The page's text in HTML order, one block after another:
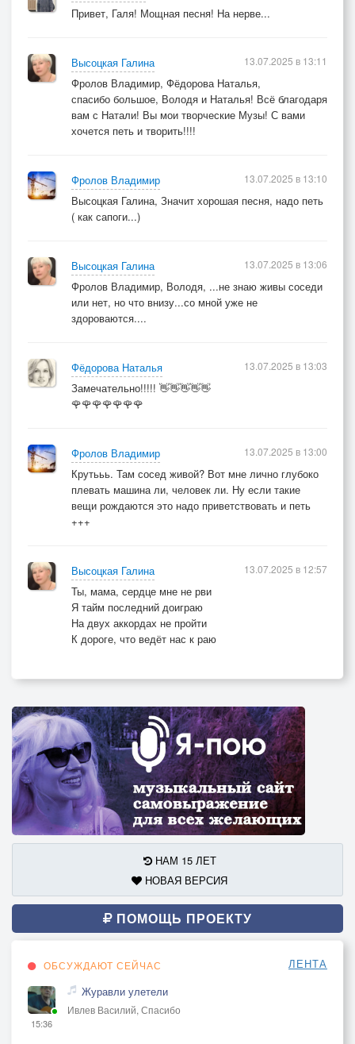
Привет, Галя! Мощная песня! На нерве...
Высоцкая Галина
Фролов Владимир, Фёдорова Наталья,
спасибо большое, Володя и Наталья! Всё благодаря
вам с Натали! Вы мои творческие Музы! С вами
хочется петь и творить!!!!
13.07.2025 в 13:11
Фролов Владимир
Высоцкая Галина, Значит хорошая песня, надо петь
( как сапоги...)
13.07.2025 в 13:10
Высоцкая Галина
Фролов Владимир, Володя, ...не знаю живы соседи
или нет, но что внизу...со мной уже не
здороваются....
13.07.2025 в 13:06
Фёдорова Наталья
Замечательно!!!!! 👋👋👋👋👋
🌹🌹🌹🌹🌹🌹🌹
13.07.2025 в 13:03
Фролов Владимир
Крутььь. Там сосед живой? Вот мне лично глубоко
плевать машина ли, человек ли. Ну если такие
вещи рождаются это надо приветствовать и петь
+++
13.07.2025 в 13:00
Высоцкая Галина
Ты, мама, сердце мне не рви
Я тайм последний доиграю
На двух аккордах не пройти
К дороге, что ведёт нас к раю
13.07.2025 в 12:57
НАМ 15 ЛЕТ
НОВАЯ ВЕРСИЯ
ПОМОЩЬ ПРОЕКТУ
ОБСУЖДАЮТ СЕЙЧАС ЛЕНТА
15:36
Журавли улетели
Ивлев Василий, Спасибо